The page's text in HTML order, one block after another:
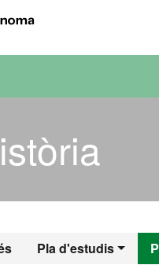
Pla d'estudis